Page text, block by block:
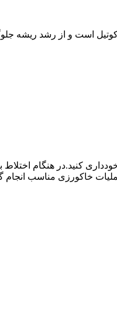
است و از رشد ریشه
کنید.در هنگام اختلاط
خاکورزی مناسب